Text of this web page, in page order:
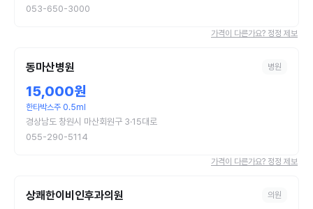
053-650-3000
가격이 다른가요? 정정 제보
동마산병원 병원
15,000원
한타박스주 0.5ml
경상남도 창원시 마산회원구 3·15대로
055-290-5114
가격이 다른가요? 정정 제보
상쾌한이비인후과의원 의원